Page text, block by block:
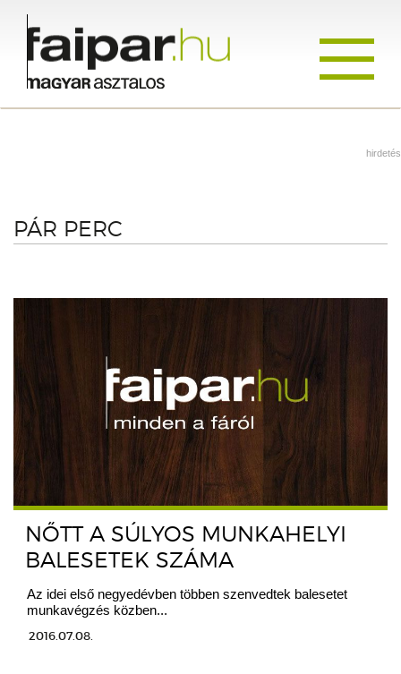
hirdetés
PÁR PERC
NŐTT A SÚLYOS MUNKAHELYI
BALESETEK SZÁMA
Az idei első negyedévben többen szenvedtek balesetet
munkavégzés közben...
2016.07.08.